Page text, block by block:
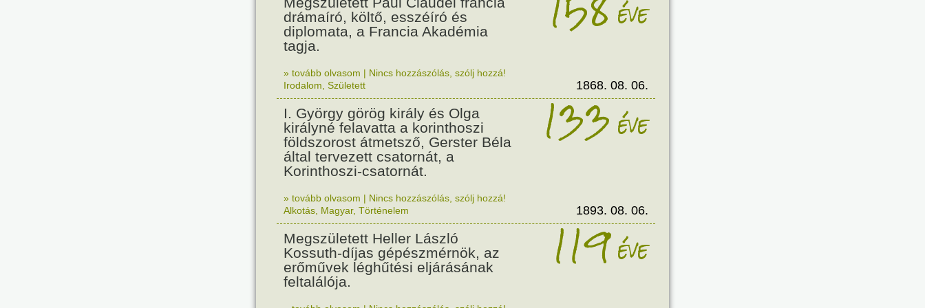
drámaíró, költő, esszéíró és
diplomata, a Francia Akadémia
tagja.
éve
» tovább olvasom | Nincs hozzászólás, szólj hozzá!
Irodalom Született 1868. 08. 06.
I. György görög király és Olga
királyné felavatta a korinthoszi
földszorost átmetsző, Gerster Béla
által tervezett csatornát, a
Korinthoszi-csatornát.
133éve
» tovább olvasom | Nincs hozzászólás, szólj hozzá!
Alkotás Magyar, Történelem 1893. 08. 06.
Megszületett Heller László
Kossuth-díjas gépészmérnök, az
erőművek léghűtési eljárásának
feltalálója.
119éve